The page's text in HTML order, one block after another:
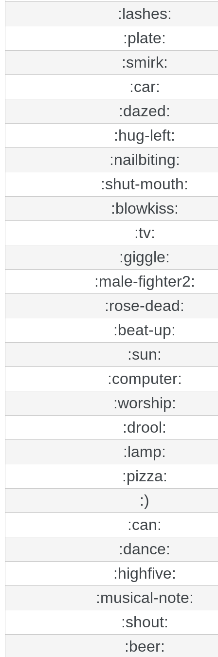
:lashes:
:plate:
:smirk:
:car:
:dazed:
:hug-left:
:nailbiting:
:shut-mouth:
:blowkiss:
:tv:
:giggle:
:male-fighter2:
:rose-dead:
:beat-up:
:sun:
:computer:
:worship:
:drool:
:lamp:
:pizza:
:)
:can:
:dance:
:highfive:
:musical-note:
:shout:
:beer: